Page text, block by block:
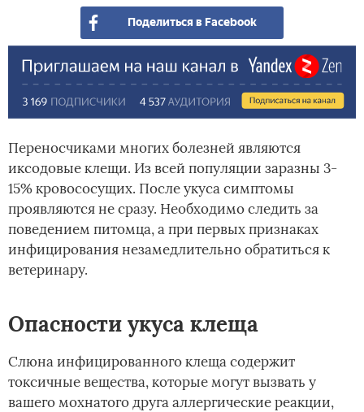
Поделиться в Facebook
Переносчиками многих болезней являются
иксодовые клещи. Из всей популяции заразны 3-
15% кровососущих. После укуса симптомы
проявляются не сразу. Необходимо следить за
поведением питомца, а при первых признаках
инфицирования незамедлительно обратиться к
ветеринару.
Опасности укуса клеща
Слюна инфицированного клеща содержит
токсичные вещества, которые могут вызвать у
вашего мохнатого друга аллергические реакции,